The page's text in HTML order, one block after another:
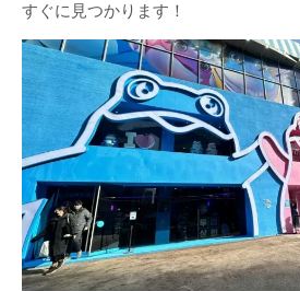
すぐに見つかります！